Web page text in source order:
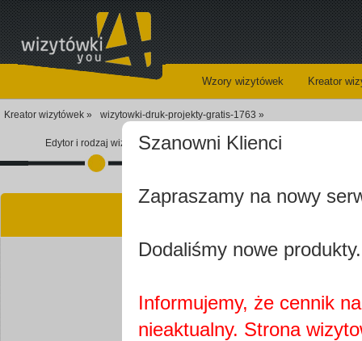
Wzory wizytówek Kreator
Kreator wizytówek » wizytowki-druk-projekty-gratis-1763 »
Edytor i rodzaj wizytówkiSzanowni Klienci
Zapraszamy na nowy
Dodaliśmy nowe
Informujemy, że cennik
nieaktualny. Strona